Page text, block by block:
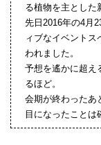
る植物を主とした
先日2016年の4月
ィブなイベント
われました。
予想を遙かに超え
るほど。
会期が終わったあ
目になったことは